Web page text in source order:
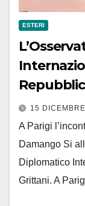
ESTERI
15
A Parigi
Damango Si
Diplomatico
Grittani. A